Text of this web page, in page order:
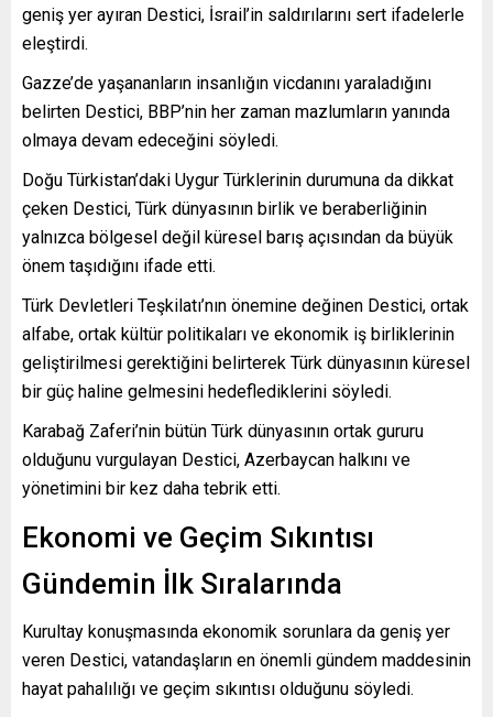
geniş yer ayıran Destici, İsrail’in saldırılarını sert ifadelerle
eleştirdi.
Gazze’de yaşananların insanlığın vicdanını yaraladığını
belirten Destici, BBP’nin her zaman mazlumların yanında
olmaya devam edeceğini söyledi.
Doğu Türkistan’daki Uygur Türklerinin durumuna da dikkat
çeken Destici, Türk dünyasının birlik ve beraberliğinin
yalnızca bölgesel değil küresel barış açısından da büyük
önem taşıdığını ifade etti.
Türk Devletleri Teşkilatı’nın önemine değinen Destici, ortak
alfabe, ortak kültür politikaları ve ekonomik iş birliklerinin
geliştirilmesi gerektiğini belirterek Türk dünyasının küresel
bir güç haline gelmesini hedeflediklerini söyledi.
Karabağ Zaferi’nin bütün Türk dünyasının ortak gururu
olduğunu vurgulayan Destici, Azerbaycan halkını ve
yönetimini bir kez daha tebrik etti.
Ekonomi ve Geçim Sıkıntısı
Gündemin İlk Sıralarında
Kurultay konuşmasında ekonomik sorunlara da geniş yer
veren Destici, vatandaşların en önemli gündem maddesinin
hayat pahalılığı ve geçim sıkıntısı olduğunu söyledi.